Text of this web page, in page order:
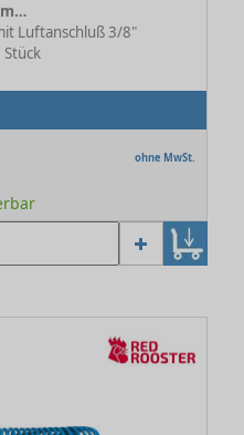
Spiralschläuche PT Ø9.5x13.5mm L=5m
Luftanschluß 3/8"
Stück
ohne MwSt.